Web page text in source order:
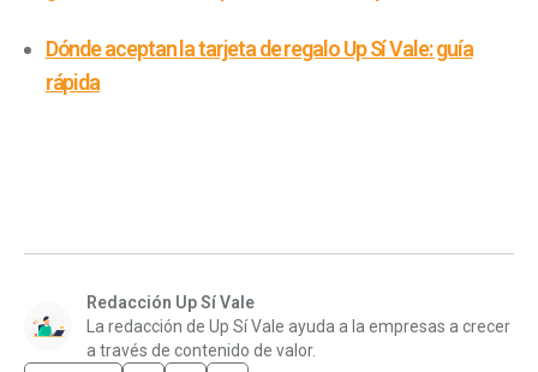
Dónde aceptan la tarjeta de regalo Up Sí Vale: guía
rápida
Redacción Up Sí Vale
La redacción de Up Sí Vale ayuda a la empresas a crecer
a través de contenido de valor.